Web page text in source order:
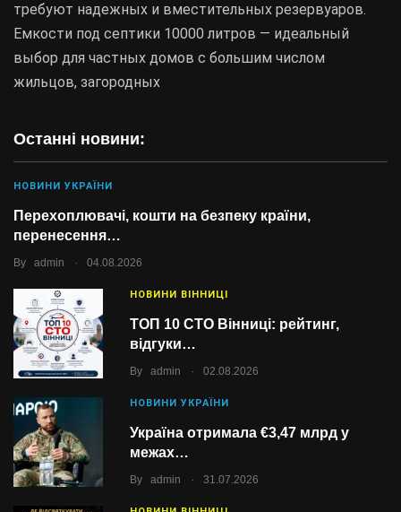
требуют надежных и вместительных резервуаров.
Емкости под септики 10000 литров — идеальный
выбор для частных домов с большим числом
жильцов, загородных
Останні новини:
НОВИНИ УКРАЇНИ
Перехоплювачі, кошти на безпеку країни,
перенесення…
By admin . 04.08.2026
НОВИНИ ВІННИЦІ
ТОП 10 СТО Вінниці: рейтинг,
відгуки…
By admin . 02.08.2026
НОВИНИ УКРАЇНИ
Україна отримала €3,47 млрд у
межах…
By admin . 31.07.2026